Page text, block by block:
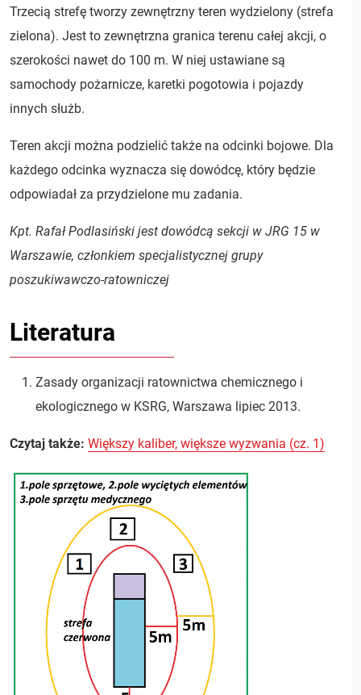
Trzecią strefę tworzy zewnętrzny teren wydzielony (strefa
zielona). Jest to zewnętrzna granica terenu całej akcji, o
szerokości nawet do 100 m. W niej ustawiane są
samochody pożarnicze, karetki pogotowia i pojazdy
innych służb.
Teren akcji można podzielić także na odcinki bojowe. Dla
każdego odcinka wyznacza się dowódcę, który będzie
odpowiadał za przydzielone mu zadania.
Kpt. Rafał Podlasiński jest dowódcą sekcji w JRG 15 w
Warszawie, członkiem specjalistycznej grupy
poszukiwawczo-ratowniczej
Literatura
Zasady organizacji ratownictwa chemicznego i
ekologicznego w KSRG, Warszawa lipiec 2013.
Czytaj także: Większy kaliber, większe wyzwania (cz. 1)